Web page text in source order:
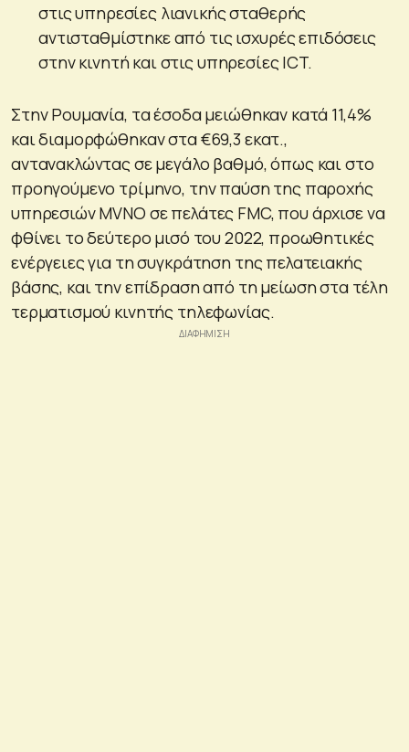
στις υπηρεσίες λιανικής σταθερής
αντισταθμίστηκε από τις ισχυρές επιδόσεις
στην κινητή και στις υπηρεσίες ICT.
Στην Ρουμανία, τα έσοδα μειώθηκαν κατά 11,4%
και διαμορφώθηκαν στα €69,3 εκατ.,
αντανακλώντας σε μεγάλο βαθμό, όπως και στο
προηγούμενο τρίμηνο, την παύση της παροχής
υπηρεσιών MVNO σε πελάτες FMC, που άρχισε να
φθίνει το δεύτερο μισό του 2022, προωθητικές
ενέργειες για τη συγκράτηση της πελατειακής
βάσης, και την επίδραση από τη μείωση στα τέλη
τερματισμού κινητής τηλεφωνίας.